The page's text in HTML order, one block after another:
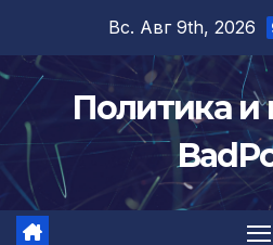
содержимому
Вс. Авг 9th, 2026
Политика и